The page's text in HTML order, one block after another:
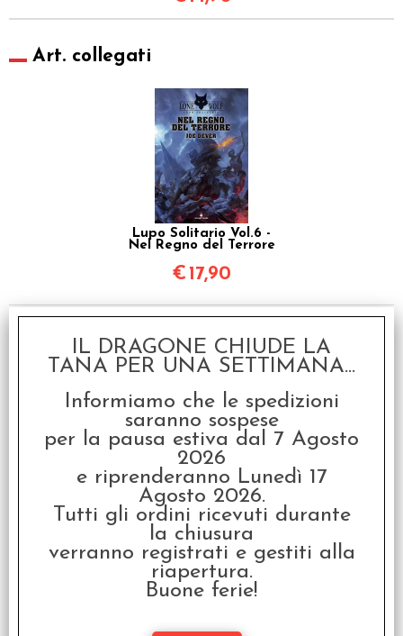
Art. collegati
Lupo Solitario Vol.6 -
Nel Regno del Terrore
€ 17,90
Lupo Solitario Vol.7 - Il
Castello della Morte
€ 17,90
IL DRAGONE CHIUDE LA
TANA PER UNA SETTIMANA...
Informiamo che le spedizioni
saranno sospese
per la pausa estiva dal 7 Agosto
2026
e riprenderanno Lunedì 17
Agosto 2026.
Tutti gli ordini ricevuti durante
la chiusura
verranno registrati e gestiti alla
riapertura.
Buone ferie!